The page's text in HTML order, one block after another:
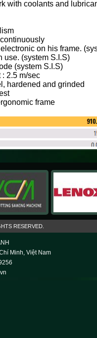
with coolants and
on his frame.
use. (system S.I.S)
(system S.I.S)
2.5 m/sec
hardened and grinded
frame
RESERVED.
Minh, Việt Nam